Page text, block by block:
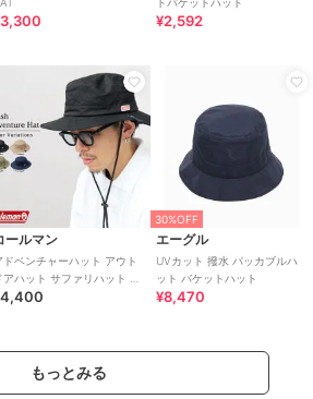
¥2,592
ールマン
ドベンチャーハット アウト
アハット サファリハット バ
ットハット 帽子 カジュアル
30%OFF
エーグル
UVカット 撥水 パッカブルハ
ット バケットハット
¥8,470
もっとみる